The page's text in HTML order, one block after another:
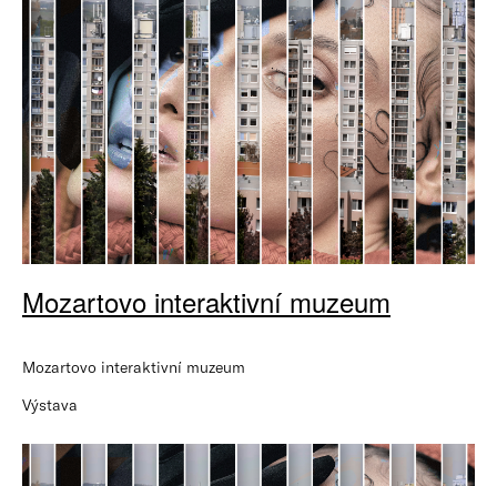
Mozartovo interaktivní muzeum
Mozartovo interaktivní muzeum
Výstava